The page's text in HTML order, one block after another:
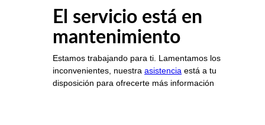
El servicio está en
mantenimiento
Estamos trabajando para ti. Lamentamos los
inconvenientes, nuestra asistencia está a tu
disposición para ofrecerte más información